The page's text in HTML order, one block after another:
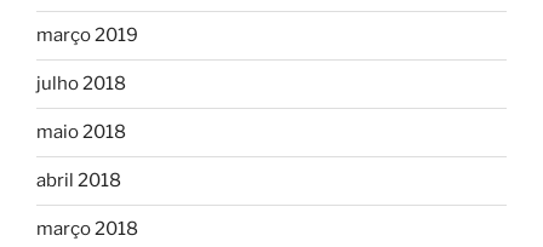
março 2019
julho 2018
maio 2018
abril 2018
março 2018